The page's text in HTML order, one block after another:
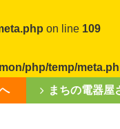
on line 109
php/temp/
まちの電器屋